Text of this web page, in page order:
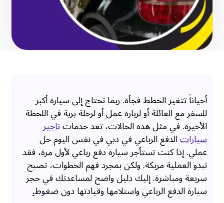
أحياناً تتغير الخطط فجأة. ربما تحتاج إلى سيارة أكبر
للسفر مع العائلة أو لزيارة عمل أو لرحلة برية في اللحظة
الأخيرة. في مثل هذه الحالات، تعد خدماتتاجير
سياراتالدفع الرباعي في دبي في نفس اليوم حل
عملي. إذا كنت تستأجر سيارة دفع رباعي لأول مرة، فقد
تبدو العملية مربكة. ولكن بمجرد فهم الخطوات، تصبح
سريعة ومباشرة. إليك دليل واضح لمساعدتك في حجز
سيارة الدفع الرباعي واستلامها وقيادتها دون ضغوط.